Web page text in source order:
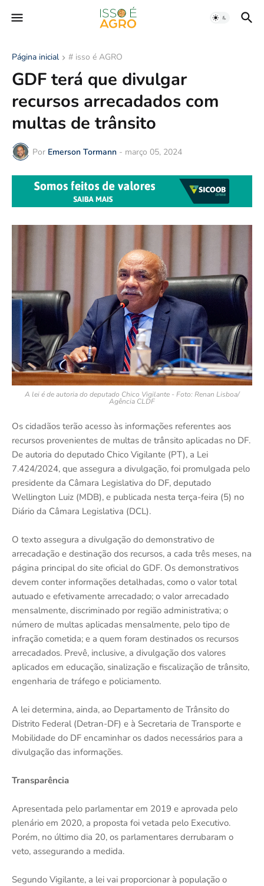
Página inicial # isso é AGRO
GDF terá que divulgar
recursos arrecadados com
multas de trânsito
Por Emerson Tormann - março 05, 2024
A lei é de autoria do deputado Chico Vigilante - Foto: Renan Lisboa/
Agência CLDF
Os cidadãos terão acesso às informações referentes aos
recursos provenientes de multas de trânsito aplicadas no DF.
De autoria do deputado Chico Vigilante (PT), a Lei
7.424/2024, que assegura a divulgação, foi promulgada pelo
presidente da Câmara Legislativa do DF, deputado
Wellington Luiz (MDB), e publicada nesta terça-feira (5) no
Diário da Câmara Legislativa (DCL).
O texto assegura a divulgação do demonstrativo de
arrecadação e destinação dos recursos, a cada três meses, na
página principal do site oficial do GDF. Os demonstrativos
devem conter informações detalhadas, como o valor total
autuado e efetivamente arrecadado; o valor arrecadado
mensalmente, discriminado por região administrativa; o
número de multas aplicadas mensalmente, pelo tipo de
infração cometida; e a quem foram destinados os recursos
arrecadados. Prevê, inclusive, a divulgação dos valores
aplicados em educação, sinalização e fiscalização de trânsito,
engenharia de tráfego e policiamento.
A lei determina, ainda, ao Departamento de Trânsito do
Distrito Federal (Detran-DF) e à Secretaria de Transporte e
Mobilidade do DF encaminhar os dados necessários para a
divulgação das informações.
Transparência
Apresentada pelo parlamentar em 2019 e aprovada pelo
plenário em 2020, a proposta foi vetada pelo Executivo.
Porém, no último dia 20, os parlamentares derrubaram o
veto, assegurando a medida.
Segundo Vigilante, a lei vai proporcionar à população o